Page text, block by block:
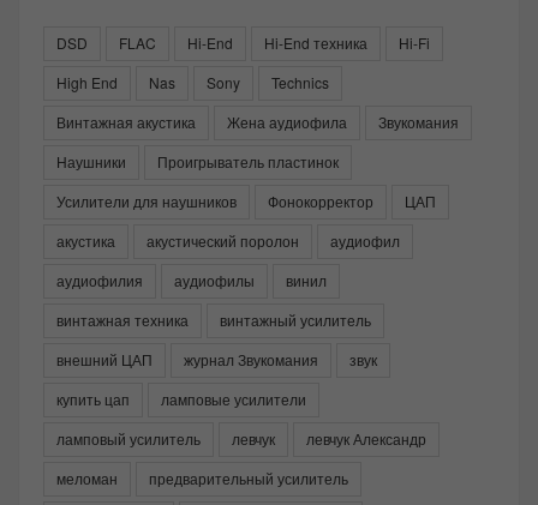
DSD FLAC Hi-End Hi-End техника
Hi-Fi
High End
Nas Sony
Technics
Винтажная акустика
Жена аудиофила
Звукомания
Наушники
Проигрыватель пластинок
Усилители для наушников
Фонокорректор
ЦАП
акустика
акустический поролон
аудиофил
аудиофилия
аудиофилы
винил
винтажная техника
винтажный усилитель
внешний ЦАП
журнал Звукомания
звук
купить цап
ламповые усилители
ламповый усилитель
левчук
левчук Александр
меломан
предварительный усилитель